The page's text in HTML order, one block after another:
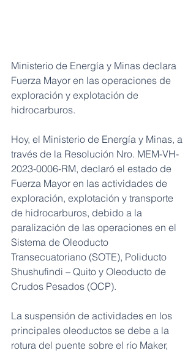
Ministerio de Energía y Minas declara
Fuerza Mayor en las operaciones de
exploración y explotación de
hidrocarburos.
Hoy, el Ministerio de Energía y Minas, a
través de la Resolución Nro. MEM-VH-
2023-0006-RM, declaró el estado de
Fuerza Mayor en las actividades de
exploración, explotación y transporte
de hidrocarburos, debido a la
paralización de las operaciones en el
Sistema de Oleoducto
Transecuatoriano (SOTE), Poliducto
Shushufindi – Quito y Oleoducto de
Crudos Pesados (OCP).
La suspensión de actividades en los
principales oleoductos se debe a la
rotura del puente sobre el río Maker,